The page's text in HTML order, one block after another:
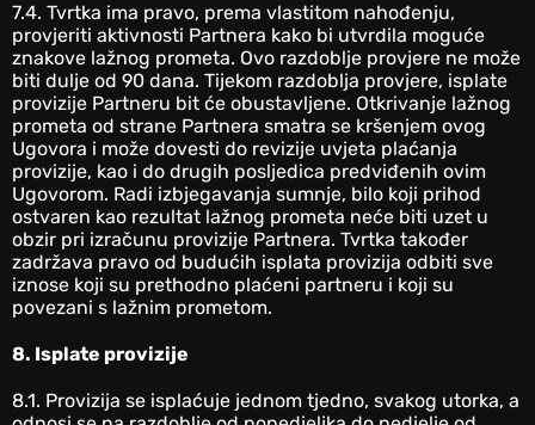
7.4. Tvrtka ima pravo, prema vlastitom nahođenju,
provjeriti aktivnosti Partnera kako bi utvrdila moguće
znakove lažnog prometa. Ovo razdoblje provjere ne može
biti dulje od 90 dana. Tijekom razdoblja provjere, isplate
provizije Partneru bit će obustavljene. Otkrivanje lažnog
prometa od strane Partnera smatra se kršenjem ovog
Ugovora i može dovesti do revizije uvjeta plaćanja
provizije, kao i do drugih posljedica predviđenih ovim
Ugovorom. Radi izbjegavanja sumnje, bilo koji prihod
ostvaren kao rezultat lažnog prometa neće biti uzet u
obzir pri izračunu provizije Partnera. Tvrtka također
zadržava pravo od budućih isplata provizija odbiti sve
iznose koji su prethodno plaćeni partneru i koji su
povezani s lažnim prometom.
8. Isplate provizije
‎8.1. Provizija se isplaćuje jednom tjedno, svakog utorka, a